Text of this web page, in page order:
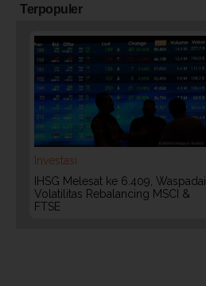
Terpopuler
Investasi
IHSG Melesat ke 6.409, Waspadai
Volatilitas Rebalancing MSCI &
FTSE